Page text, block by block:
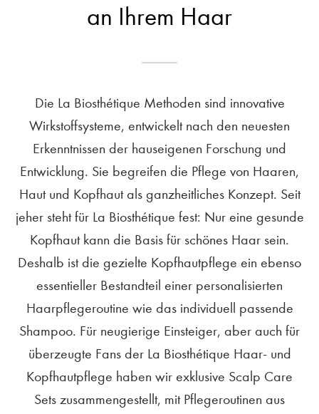
an Ihrem Haar
Die La Biosthétique Methoden sind innovative
Wirkstoffsysteme, entwickelt nach den neuesten
Erkenntnissen der hauseigenen Forschung und
Entwicklung. Sie begreifen die Pflege von Haaren,
Haut und Kopfhaut als ganzheitliches Konzept. Seit
jeher steht für La Biosthétique fest: Nur eine gesunde
Kopfhaut kann die Basis für schönes Haar sein.
Deshalb ist die gezielte Kopfhautpflege ein ebenso
essentieller Bestandteil einer personalisierten
Haarpflegeroutine wie das individuell passende
Shampoo. Für neugierige Einsteiger, aber auch für
überzeugte Fans der La Biosthétique Haar- und
Kopfhautpflege haben wir exklusive Scalp Care
Sets zusammengestellt, mit Pflegeroutinen aus